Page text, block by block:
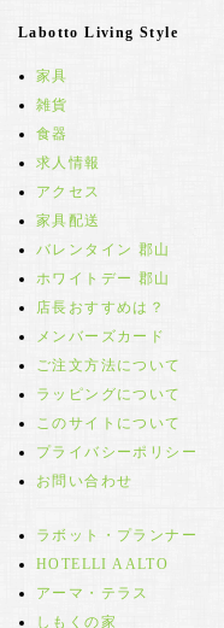
Labotto Living Style
家具
雑貨
食器
求人情報
アクセス
家具配送
バレンタイン 郡山
ホワイトデー 郡山
店長おすすめは？
メンバーズカード
ご注文方法について
ラッピングについて
このサイトについて
プライバシーポリシー
お問い合わせ
ラボット・プランナー
HOTELLI AALTO
アーマ・テラス
しもくの家